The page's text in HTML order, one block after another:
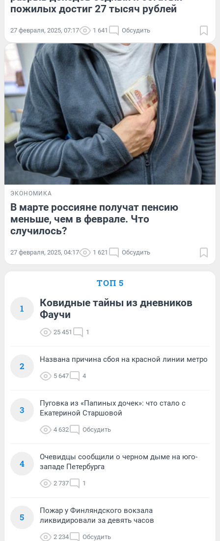
пожилых достиг 27 тысяч рублей
27 февраля, 2025, 07:17 1 641 Обсудить
ЭКОНОМИКА
В марте россияне получат пенсию
меньше, чем в феврале. Что
случилось?
27 февраля, 2025, 04:17 1 621 Обсудить
ТОП 5
1
Ковидные тайны из дневников
Фаучи
25 451 1
2
Названа причина сбоя на красной линии метро
5 647 4
3
Пуговка из «Папиных дочек»: что стало с
Екатериной Старшовой
4 632 Обсудить
4
Очевидцы сообщили о черном дыме на юго-
западе Петербурга
2 737 1
5
Пожар у Финляндского вокзала
ликвидировали за девять часов
2 234 Обсудить